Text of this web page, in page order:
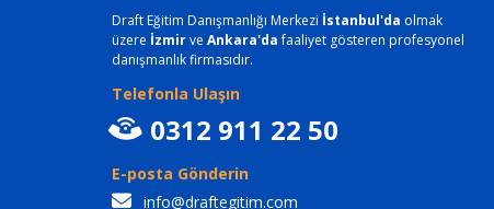
Draft Eğitim Danışmanlığı Merkezi İstanbul'da olmak
üzere İzmirve Ankara'dafaaliyet gösteren profesyonel
danışmanlık firmasıdır.
Telefonla Ulaşın
0312 911 22 50
E-posta Gönderin
info@draftegitim.com